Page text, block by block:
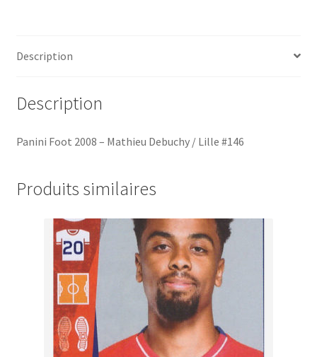
Description
Description
Panini Foot 2008 – Mathieu Debuchy / Lille #146
Produits similaires